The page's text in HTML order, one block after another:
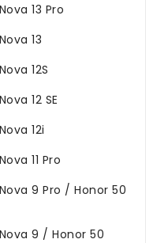
13 Pro
13
12S
12 SE
12i
11 Pro
9 Pro / Honor 50
9 / Honor 50